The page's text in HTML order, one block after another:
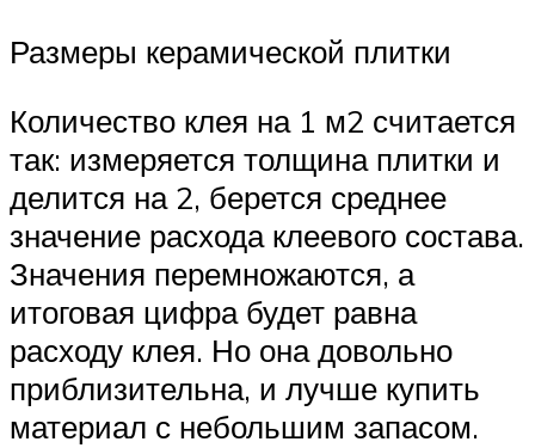
Размеры керамической плитки
Количество клея на 1 м2 считается
так: измеряется толщина плитки и
делится на 2, берется среднее
значение расхода клеевого состава.
Значения перемножаются, а
итоговая цифра будет равна
расходу клея. Но она довольно
приблизительна, и лучше купить
материал с небольшим запасом.